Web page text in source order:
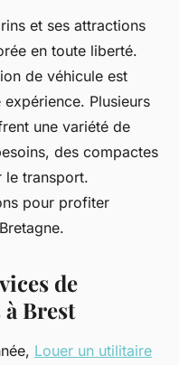
et ses attractions
en toute liberté.
de véhicule est
Plusieurs
une variété de
des compactes
le transport.
pour profiter
de
Brest
Louer un utilitaire